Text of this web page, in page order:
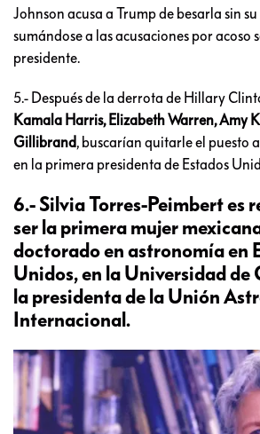
Johnson acusa a Trump de besarla sin
sumándose a las acusaciones por acoso
presidente.
5.- Después de la derrota de Hillary
Kamala Harris, Elizabeth Warren, Amy
Gillibrand, buscarían quitarle el puesto
en la primera presidenta de Estados
6.- Silvia Torres-Peimbertes
ser la primera mujer
doctorado en astronomía en
Unidos, en la Universidad de
la presidenta de la Unión
Internacional.